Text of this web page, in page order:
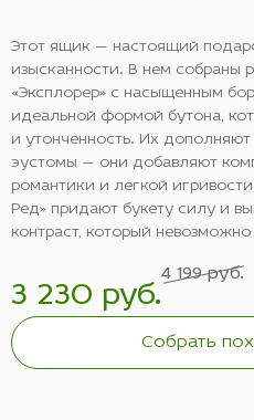
Этот ящик — настоящий
изысканности. В нем собраны
«Эксплорер» с насыщенным
идеальной формой бутона,
и утонченность. Их
эустомы — они добавляют
романтики и легкой
Ред» придают букету силу и
контраст, который невозможно
3 230 руб.
4 199 руб.
Собрать